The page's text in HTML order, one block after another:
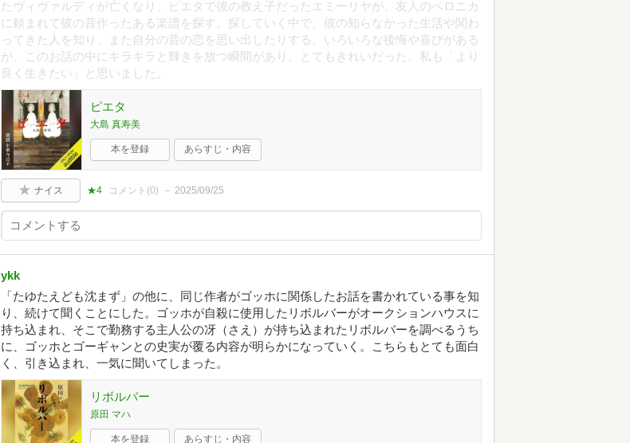
たヴィヴァルディが亡くなり、ピエタで彼の教え子だったエミーリヤが、友人のベロニカ
に頼まれて彼の昔作ったある楽譜を探す。探していく中で、彼の知らなかった生活や関わ
ってきた人を知り、また自分の昔の恋を思い出したりする。いろいろな後悔や喜びがある
が、このお話の中にキラキラと輝きを放つ瞬間があり、とてもきれいだった。私も「より
良く生きたい」と思いました。
ピエタ
大島 真寿美
本を登録 あらすじ・内容
ナイス ★4 コメント(0) 2025/09/25
ykk
「たゆたえども沈まず」の他に、同じ作者がゴッホに関係したお話を書かれている事を知
り、続けて聞くことにした。ゴッホが自殺に使用したリボルバーがオークションハウスに
持ち込まれ、そこで勤務する主人公の冴（さえ）が持ち込まれたリボルバーを調べるうち
に、ゴッホとゴーギャンとの史実が覆る内容が明らかになっていく。こちらもとても面白
く、引き込まれ、一気に聞いてしまった。
リボルバー
原田 マハ
本を登録 あらすじ・内容